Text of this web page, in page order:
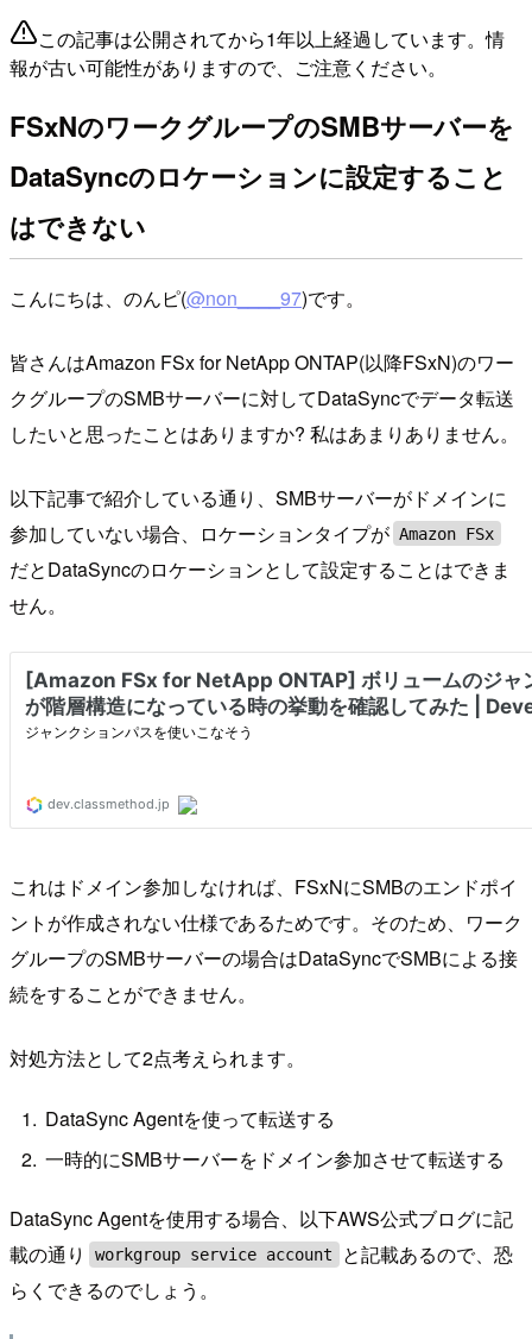
この記事は公開されてから1年以上経過しています。情
報が古い可能性がありますので、ご注意ください。
FSxNのワークグループのSMBサーバーを
DataSyncのロケーションに設定すること
はできない
こんにちは、のんピ(@non____97)です。
皆さんはAmazon FSx for NetApp ONTAP(以降FSxN)のワー
クグループのSMBサーバーに対してDataSyncでデータ転送
したいと思ったことはありますか? 私はあまりありません。
以下記事で紹介している通り、SMBサーバーがドメインに
参加していない場合、ロケーションタイプが Amazon FSx
だとDataSyncのロケーションとして設定することはできま
せん。
これはドメイン参加しなければ、FSxNにSMBのエンドポイ
ントが作成されない仕様であるためです。そのため、ワーク
グループのSMBサーバーの場合はDataSyncでSMBによる接
続をすることができません。
対処方法として2点考えられます。
DataSync Agentを使って転送する
一時的にSMBサーバーをドメイン参加させて転送する
DataSync Agentを使用する場合、以下AWS公式ブログに記
載の通り
workgroup service account
と記載あるので、恐
らくできるのでしょう。